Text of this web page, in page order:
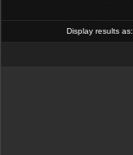
Display results as: